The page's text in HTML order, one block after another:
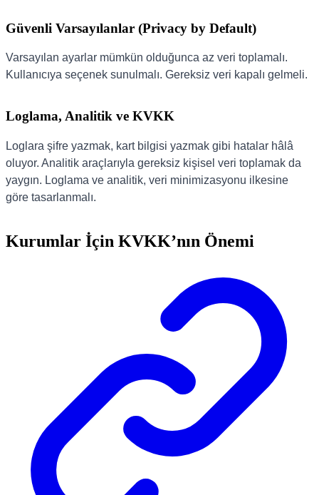
Güvenli Varsayılanlar (Privacy by Default)
Varsayılan ayarlar mümkün olduğunca az veri toplamalı.
Kullanıcıya seçenek sunulmalı. Gereksiz veri kapalı gelmeli.
Loglama, Analitik ve KVKK
Loglara şifre yazmak, kart bilgisi yazmak gibi hatalar hâlâ
oluyor. Analitik araçlarıyla gereksiz kişisel veri toplamak da
yaygın. Loglama ve analitik, veri minimizasyonu ilkesine
göre tasarlanmalı.
Kurumlar İçin KVKK’nın Önemi